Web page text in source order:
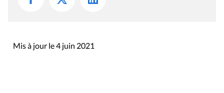
Mis à jour le 4 juin 2021